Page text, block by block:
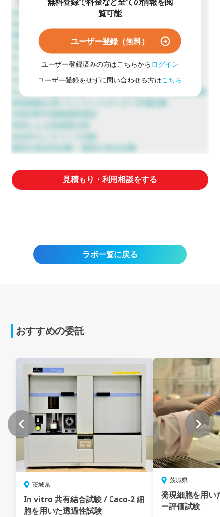
放射性標識化合物の精製と保管
生合成による代謝物の調製
In vivo 薬物動態試験（代謝試験）
In vitro 代謝試験(代謝酵素誘導試験・阻害試験など)
In vitro 共有結合試験 / Caco-2 細胞を用いた透過性試験
発現細胞を用いたトランスポーター評価試験
生体試料中薬物濃度測定
安定性モニタリング試験
製剤の安定性試験・製剤の溶出試験
覧可能
ユーザー登録（無料）
ユーザー登録済みの方はこちらから ログイン
ユーザー登録をせずに問い合わせる方はこちら
見積もり・利用相談をする
ラボ一覧に戻る
おすすめの委託
茨城県
In vitro 共有結合試験 / Caco-2 細
胞を用いた透過性試験
茨城県
発現細胞を用い
ー評価試験